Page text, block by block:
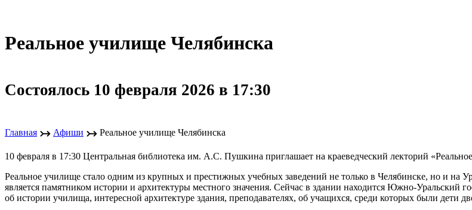
Реальное училище Челябинска
Состоялось 10 февраля 2026 в 17:30
Главная ↣ Афиши ↣ Реальное училище Челябинска
10 февраля в 17:30 Центральная библиотека им. А.С. Пушкина приглашает на краеведческий лекторий
Реальное училище стало одним из крупных и престижных учебных заведений не только в Челябинске, но и на
является памятником истории и архитектуры местного значения. Сейчас в здании находится Южно-Уральский
об истории училища, интересной архитектуре здания, преподавателях, об учащихся, среди которых были дети